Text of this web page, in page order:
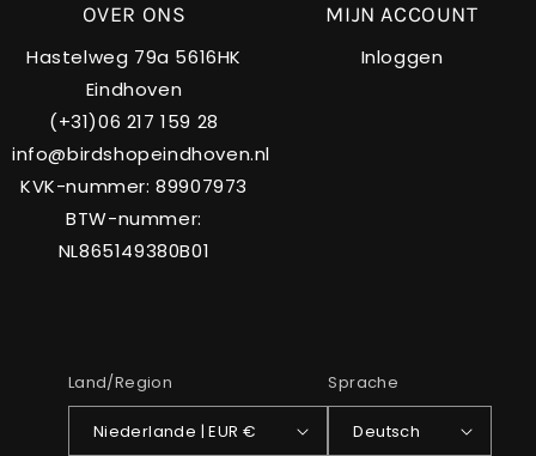
OVER ONS
Hastelweg 79a 5616HK
Eindhoven
(+31)06 217 159 28
info@birdshopeindhoven.nl
KVK-nummer: 89907973
BTW-nummer:
NL865149380B01
MIJN ACCOUNT
Inloggen
Land/Region
Niederlande | EUR €
Sprache
Deutsch